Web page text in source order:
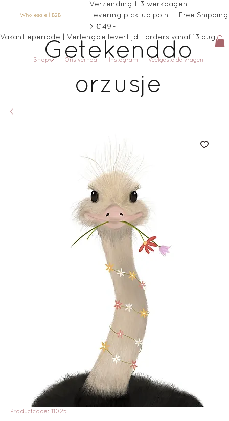
Verzending 1-3 werkdagen -
Levering pick-up point - Free Shipping
> €149,-
Wholesale | B2B
Vakantieperiode | Verlengde levertijd | orders vanaf 13 aug
Getekenddo
orzusje
Shop Ons verhaal Instagram Veelgestelde vragen
Productcode: 11025